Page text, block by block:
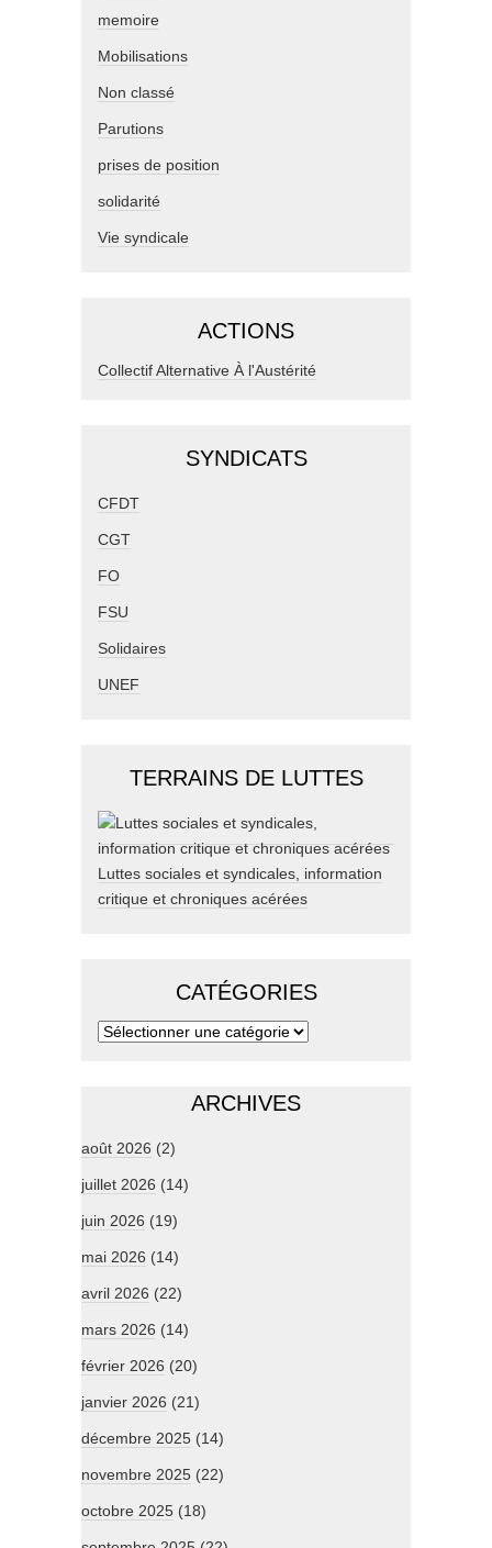
memoire
Mobilisations
Non classé
Parutions
prises de position
solidarité
Vie syndicale
ACTIONS
Collectif Alternative À l'Austérité
SYNDICATS
CFDT
CGT
FO
FSU
Solidaires
UNEF
TERRAINS DE LUTTES
Luttes sociales et syndicales, information
critique et chroniques acérées
CATÉGORIES
ARCHIVES
août 2026 (2)
juillet 2026 (14)
juin 2026 (19)
mai 2026 (14)
avril 2026 (22)
mars 2026 (14)
février 2026 (20)
janvier 2026 (21)
décembre 2025 (14)
novembre 2025 (22)
octobre 2025 (18)